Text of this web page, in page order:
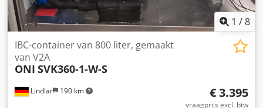
1 /8
Lindlar 190 km
IBC-container van 800 liter, gemaakt
van V2A
ONI SVK360-1-W-S
€ 3.395
vraagprijs excl. btw